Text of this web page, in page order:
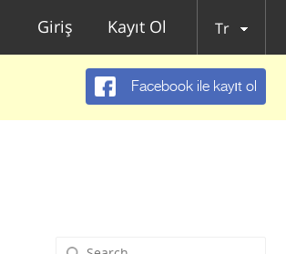
Giriş Kayıt Ol Tr
Facebook ile kayıt ol